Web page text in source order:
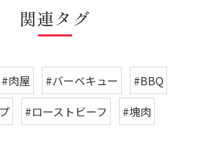
関連タグ
#肉屋 #バーベキュー
#BBQ
#ローストビーフ #塊肉